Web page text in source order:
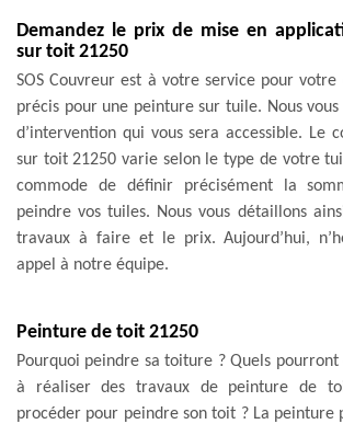
Demandez le prix de mise en
sur toit 21250
SOS Couvreur est à votre service pour votre
précis pour une peinture sur tuile. Nous
d’intervention qui vous sera accessible. Le
sur toit 21250 varie selon le type de votre
commode de définir précisément la
peindre vos tuiles. Nous vous détaillons
travaux à faire et le prix. Aujourd’hui,
appel à notre équipe.
Peinture de toit 21250
Pourquoi peindre sa toiture ? Quels
à réaliser des travaux de peinture de
procéder pour peindre son toit ? La peinture